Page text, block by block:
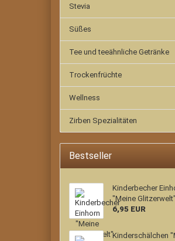
Stevia
Süßes
Tee und teeähnliche Getränke
Trockenfrüchte
Wellness
Zirben Spezialitäten
Bestseller
Kinderbecher
"Meine Glitzerwelt"
6,95 EUR
Kinderschälchen